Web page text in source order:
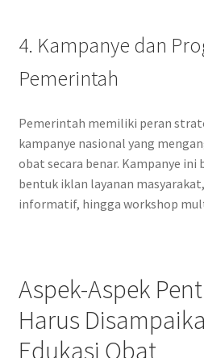
4. Kampanye dan
Pemerintah
Pemerintah memiliki peran
kampanye nasional yang
obat secara benar. Kampanye ini
bentuk iklan layanan
informatif, hingga workshop
Aspek-Aspek
Harus
Edukasi Obat